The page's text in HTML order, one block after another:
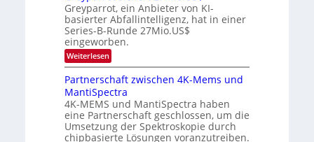
h
r
A
C
H
-
I
n
d
u
t
r
i
e
z
P
h
o
t
o
n
i
c
s
H
u
b
s
u
b
i
s
h
i
E
l
e
c
t
r
i
Greyparrot, ein Anbieter von KI-
basierter Abfallintelligenz, hat in einer
Series-B-Runde 27Mio.US$
eingeworben.
Weiterlesen:
G
r
e
y
p
a
r
r
Partnerschaft zwischen 4K-Mems und
MantiSpectra
4K-MEMS und MantiSpectra haben
eine Partnerschaft geschlossen, um die
Umsetzung der Spektroskopie durch
chipbasierte Lösungen voranzutreiben.